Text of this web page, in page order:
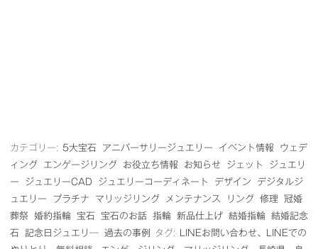
カテゴリー: 5大宝石 アニバーサリージュエリー イベント情報
ウェデ
ィング
エンゲージリング お役立ち情報 お知らせ ジェット
ジュエリ
ー
ジュエリーCAD ジュエリーコーディネート デザイン
デジタルジ
ュエリー
プラチナ マリッジリング メンテナンス リング 修理
冠婚
葬祭
婚約指輪 宝石 宝石のお話 指輪 新品仕上げ 結婚指輪
結婚記念
石
記念日ジュエリ― 過去の事例 タグ:
LINEお問い合わせ、LINEでの